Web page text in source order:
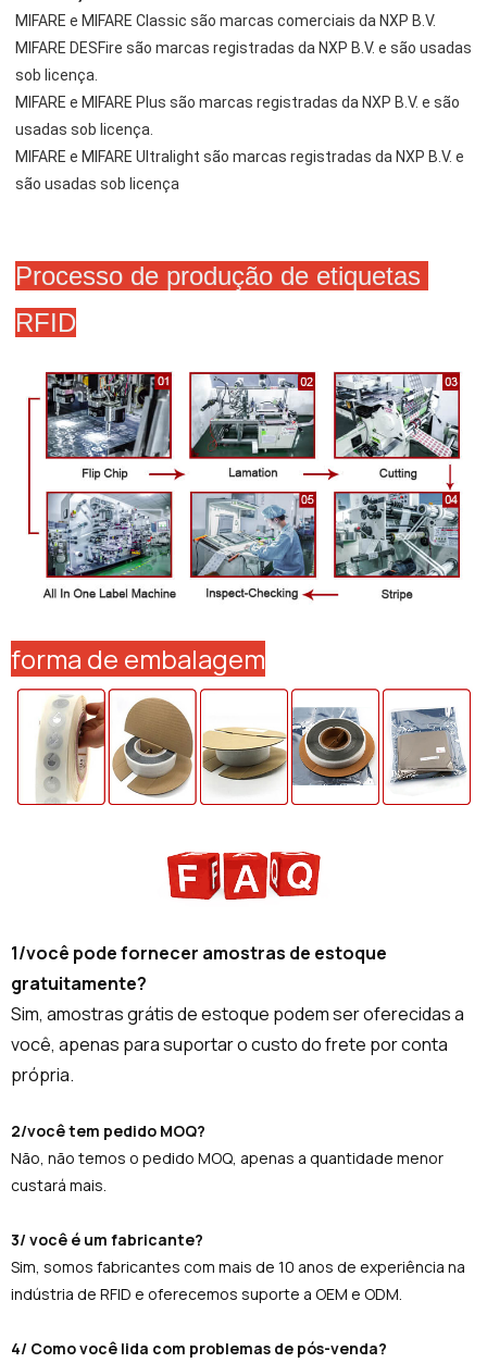
MIFARE e MIFARE Classic são marcas comerciais da NXP B.V.
MIFARE DESFire são marcas registradas da NXP B.V. e são usadas
sob licença.
MIFARE e MIFARE Plus são marcas registradas da NXP B.V. e são
usadas sob licença.
MIFARE e MIFARE Ultralight são marcas registradas da NXP B.V. e
são usadas sob licença
Processo de produção de etiquetas
RFID
forma de embalagem
1/você pode fornecer amostras de estoque
gratuitamente?
Sim, amostras grátis de estoque podem ser oferecidas a
você, apenas para suportar o custo do frete por conta
própria.
2/você tem pedido MOQ?
Não, não temos o pedido MOQ, apenas a quantidade menor
custará mais.
3/ você é um fabricante?
Sim, somos fabricantes com mais de 10 anos de experiência na
indústria de RFID e oferecemos suporte a OEM e ODM.
4/ Como você lida com problemas de pós-venda?